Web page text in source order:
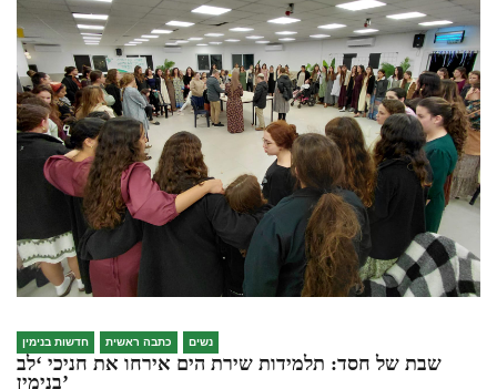
חדשות בנימין כתבה ראשית נשים
שבת של חסד: תלמידות שירת הים אירחו את חניכי ‘לב
בנימין’